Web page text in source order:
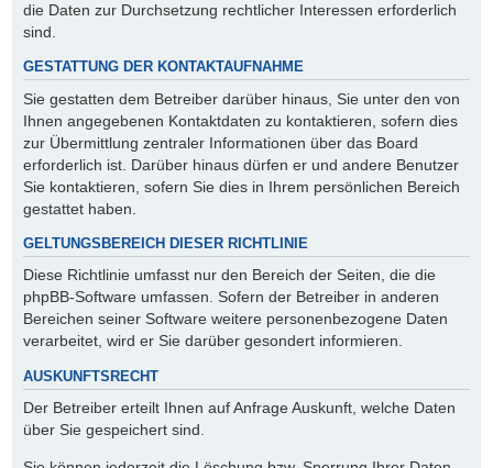
die Daten zur Durchsetzung rechtlicher Interessen erforderlich
sind.
GESTATTUNG DER KONTAKTAUFNAHME
Sie gestatten dem Betreiber darüber hinaus, Sie unter den von
Ihnen angegebenen Kontaktdaten zu kontaktieren, sofern dies
zur Übermittlung zentraler Informationen über das Board
erforderlich ist. Darüber hinaus dürfen er und andere Benutzer
Sie kontaktieren, sofern Sie dies in Ihrem persönlichen Bereich
gestattet haben.
GELTUNGSBEREICH DIESER RICHTLINIE
Diese Richtlinie umfasst nur den Bereich der Seiten, die die
phpBB-Software umfassen. Sofern der Betreiber in anderen
Bereichen seiner Software weitere personenbezogene Daten
verarbeitet, wird er Sie darüber gesondert informieren.
AUSKUNFTSRECHT
Der Betreiber erteilt Ihnen auf Anfrage Auskunft, welche Daten
über Sie gespeichert sind.